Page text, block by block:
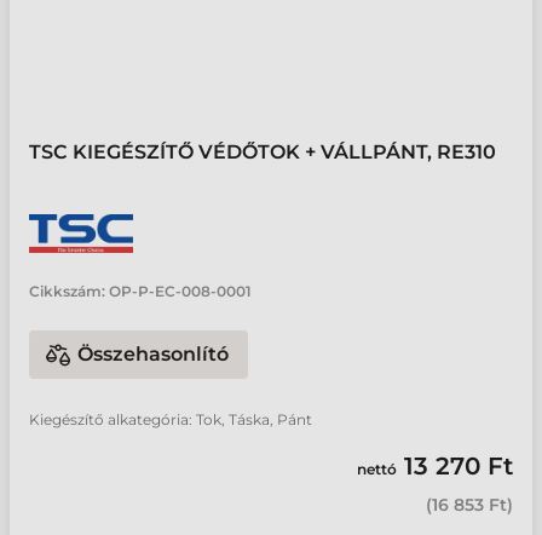
TSC KIEGÉSZÍTŐ VÉDŐTOK + VÁLLPÁNT, RE310
Cikkszám: OP-P-EC-008-0001
Összehasonlító
Kiegészítő alkategória: Tok, Táska, Pánt
nettó 13 270 Ft
(16 853 Ft)